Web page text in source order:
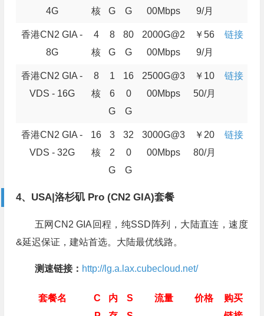
4G
核
G
G
00Mbps
9/月
香港CN2 GIA -
8G
4
核
8
G
80
G
2000G@2
00Mbps
￥56
9/月
链接
香港CN2 GIA -
VDS - 16G
8
核
1
6
G
16
0
G
2500G@3
00Mbps
￥10
50/月
链接
香港CN2 GIA -
VDS - 32G
16
核
3
2
G
32
0
G
3000G@3
00Mbps
￥20
80/月
链接
4、USA|洛杉矶 Pro (CN2 GIA)套餐
五网CN2 GIA回程，纯SSD阵列，大陆直连，速度
&延迟保证，建站首选。大陆最优线路。
测速链接： http://lg.a.lax.cubecloud.net/
套餐名
C
内
S
流量 价格
购买